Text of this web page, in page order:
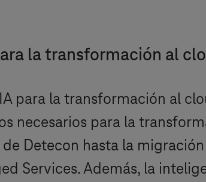
la transformación al
para la transformación al
necesarios para la
Detecon hasta la
Services. Además, la